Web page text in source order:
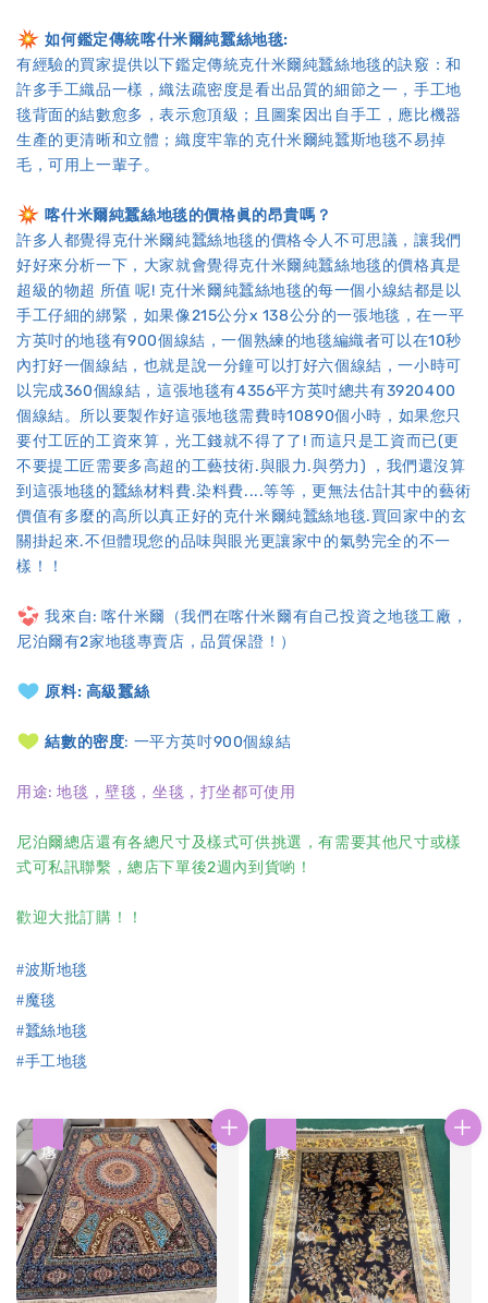
如何鑑定傳統喀什米爾純蠶絲地毯:
有經驗的買家提供以下鑑定傳統克什米爾純蠶絲地毯的訣竅：和
許多手工織品一樣，織法疏密度是看出品質的細節之一，手工地
毯背面的結數愈多，表示愈頂級；且圖案因出自手工，應比機器
生產的更清晰和立體；織度牢靠的克什米爾純蠶斯地毯不易掉
毛，可用上一輩子。
喀什米爾純蠶絲地毯的價格眞的昂貴嗎？
許多人都覺得克什米爾純蠶絲地毯的價格令人不可思議，讓我們
好好來分析一下，大家就會覺得克什米爾純蠶絲地毯的價格真是
超級的物超 所值 呢! 克什米爾純蠶絲地毯的每一個小線結都是以
手工仔細的綁緊，如果像215公分x 138公分的一張地毯，在一平
方英吋的地毯有900個線結，一個熟練的地毯編織者可以在10秒
內打好一個線結，也就是說一分鐘可以打好六個線結，一小時可
以完成360個線結，這張地毯有4356平方英吋總共有3920400
個線結。所以要製作好這張地毯需費時10890個小時，如果您只
要付工匠的工資來算，光工錢就不得了了! 而這只是工資而已(更
不要提工匠需要多高超的工藝技術.與眼力.與勞力) ，我們還沒算
到這張地毯的蠶絲材料費.染料費....等等，更無法估計其中的藝術
價值有多麼的高所以真正好的克什米爾純蠶絲地毯.買回家中的玄
關掛起來.不但體現您的品味與眼光更讓家中的氣勢完全的不一
樣！！
我來自: 喀什米爾（我們在喀什米爾有自己投資之地毯工廠，
尼泊爾有2家地毯專賣店，品質保證！）
原料: 高級蠶絲
結數的密度: 一平方英吋900個線結
用途: 地毯，壁毯，坐毯，打坐都可使用
尼泊爾總店還有各總尺寸及樣式可供挑選，有需要其他尺寸或樣
式可私訊聯繫，總店下單後2週內到貨喲！
歡迎大批訂購！！
#波斯地毯
#魔毯
#蠶絲地毯
#手工地毯